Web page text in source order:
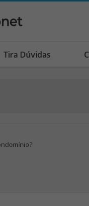
Tira Dúvidas